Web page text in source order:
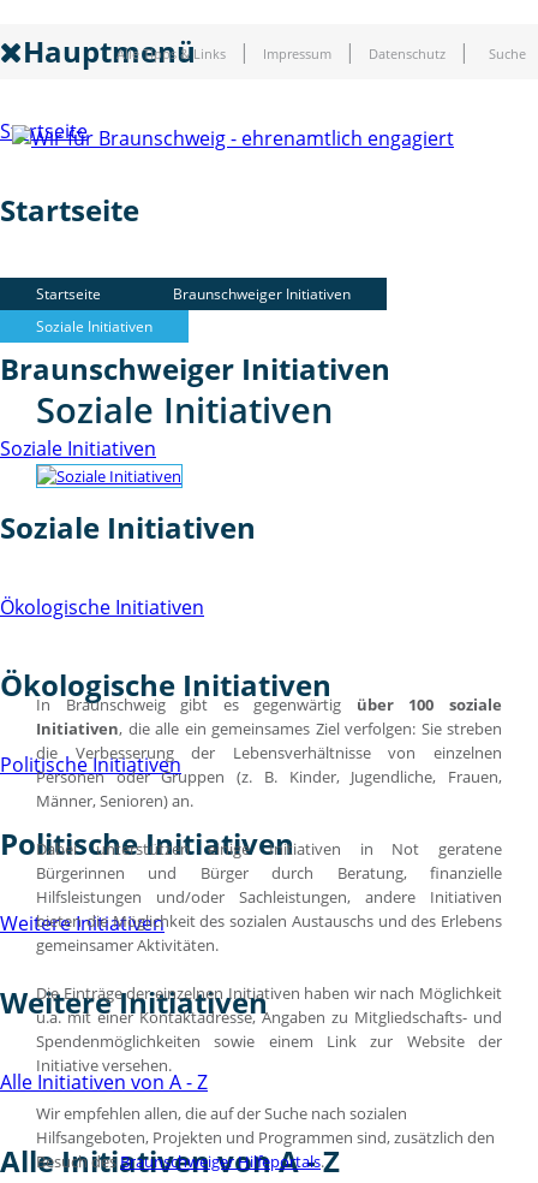
Alle Tipps & Links Impressum Datenschutz Suche
Hauptmenü
Startseite
Startseite
Braunschweiger Initiativen
Braunschweiger Initiativen
Soziale Initiativen
Soziale Initiativen
Ökologische Initiativen
Ökologische Initiativen
Politische Initiativen
Politische Initiativen
Weitere Initiativen
Weitere Initiativen
Alle Initiativen von A - Z
Alle Initiativen von A - Z
Startseite
Braunschweiger Initiativen
Soziale Initiativen
Soziale Initiativen
In Braunschweig gibt es gegenwärtig über 100 soziale
Initiativen, die alle ein gemeinsames Ziel verfolgen: Sie streben
die Verbesserung der Lebensverhältnisse von einzelnen
Personen oder Gruppen (z. B. Kinder, Jugendliche, Frauen,
Männer, Senioren) an.
Dabei unterstützen einige Initiativen in Not geratene
Bürgerinnen und Bürger durch Beratung, finanzielle
Hilfsleistungen und/oder Sachleistungen, andere Initiativen
bieten die Möglichkeit des sozialen Austauschs und des Erlebens
gemeinsamer Aktivitäten.
Die Einträge der einzelnen Initiativen haben wir nach Möglichkeit
u.a. mit einer Kontaktadresse, Angaben zu Mitgliedschafts- und
Spendenmöglichkeiten sowie einem Link zur Website der
Initiative versehen.
Wir empfehlen allen, die auf der Suche nach sozialen
Hilfsangeboten, Projekten und Programmen sind, zusätzlich den
Besuch desBraunschweiger Hilfeportals.